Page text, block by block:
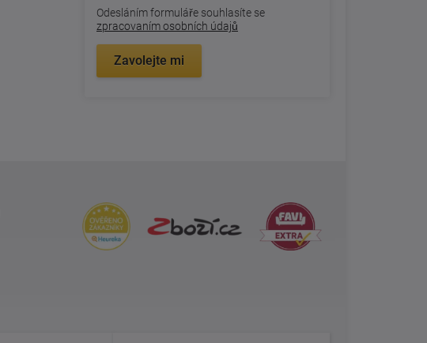
Odesláním formuláře souhlasíte se
zpracovaním osobních údajů
Zavolejte mi